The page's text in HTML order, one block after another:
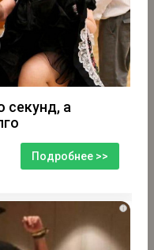
секунд, а
Подробнее >>
i